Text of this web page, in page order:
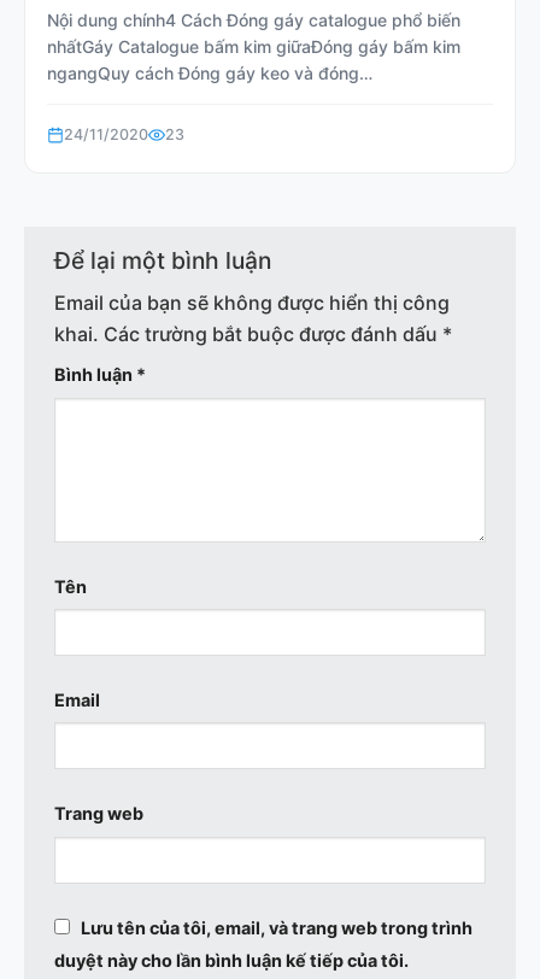
Nội dung chính4 Cách Đóng gáy catalogue phổ biến
nhấtGáy Catalogue bấm kim giữaĐóng gáy bấm kim
ngangQuy cách Đóng gáy keo và đóng…
24/11/2020 23
Để lại một bình luận
Email của bạn sẽ không được hiển thị công
khai. Các trường bắt buộc được đánh dấu *
Bình luận *
Tên
Email
Trang web
Lưu tên của tôi, email, và trang web trong trình
duyệt này cho lần bình luận kế tiếp của tôi.